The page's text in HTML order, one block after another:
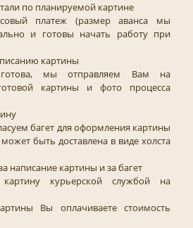
по планируемой картине
платеж (размер аванса мы
и готовы начать работу при
картины
мы отправляем Вам на
картины и фото процесса
багет для оформления картины
быть доставлена в виде холста
написание картины и за багет
курьерской службой на
Вы оплачиваете стоимость